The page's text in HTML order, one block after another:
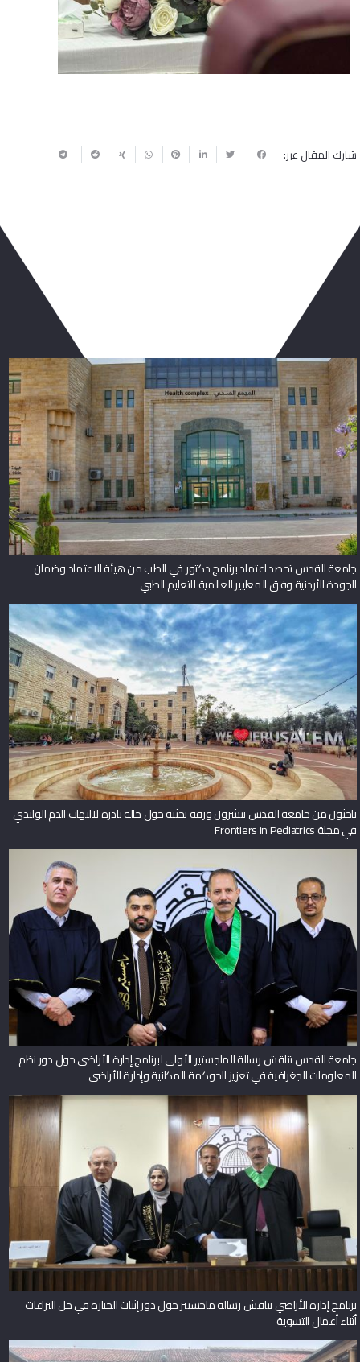
شارك المقال عبر:
جامعة القدس تحصد اعتماد برنامج دكتور في الطب من هيئة الاعتماد وضمان
الجودة الأردنية وفق المعايير العالمية للتعليم الطبي
باحثون من جامعة القدس ينشرون ورقة بحثية حول حالة نادرة لالتهاب الدم الوليدي
في مجلة Frontiers in Pediatrics
جامعة القدس تناقش رسالة الماجستير الأولى لبرنامج إدارة الأراضي حول دور نظم
المعلومات الجغرافية في تعزيز الحوكمة المكانية وإدارة الأراضي
برنامج إدارة الأراضي يناقش رسالة ماجستير حول دور إثبات الحيازة في حل النزاعات
أثناء أعمال التسوية